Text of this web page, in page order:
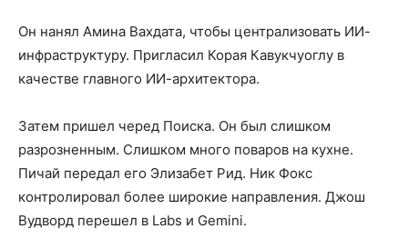
Он нанял Амина Вахдата, чтобы централизовать ИИ-
инфраструктуру. Пригласил Корая Кавукчуоглу в
качестве главного ИИ-архитектора.
Затем пришел черед Поиска. Он был слишком
разрозненным. Слишком много поваров на кухне.
Пичай передал его Элизабет Рид. Ник Фокс
контролировал более широкие направления. Джош
Вудворд перешел в Labs и Gemini.